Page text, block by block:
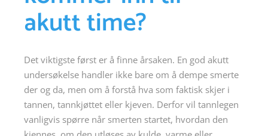
akutt time?
Det viktigste først er å finne årsaken. En god akutt
undersøkelse handler ikke bare om å dempe smerte
der og da, men om å forstå hva som faktisk skjer i
tannen, tannkjøttet eller kjeven. Derfor vil tannlegen
vanligvis spørre når smerten startet, hvordan den